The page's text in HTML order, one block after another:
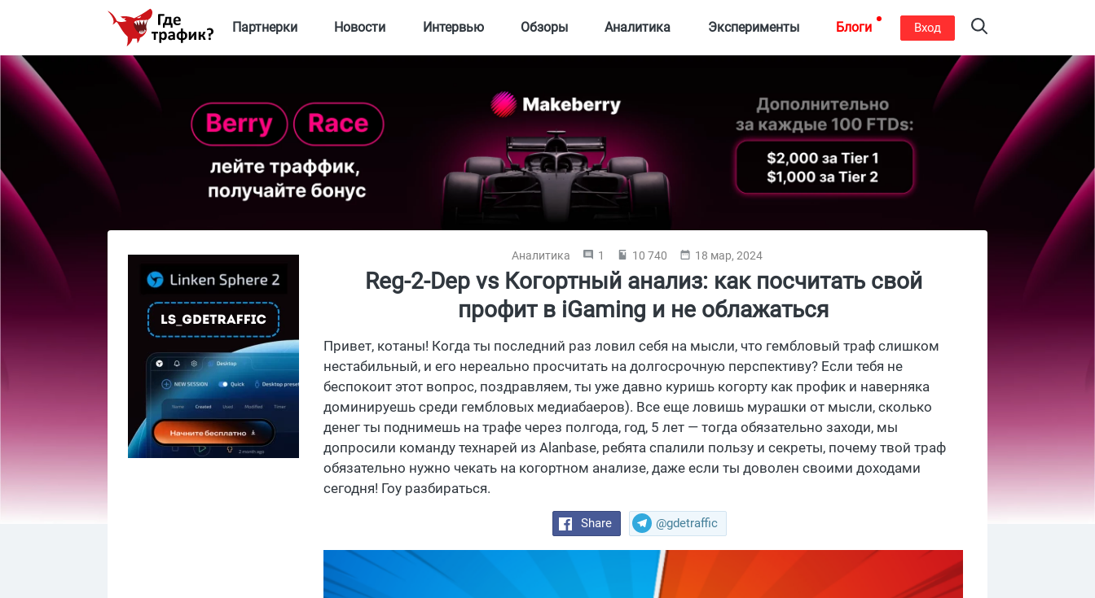
Партнерки Новости Интервью Обзоры Аналитика Эксперименты Блоги Вход
Аналитика 1 10 740 18 мар, 2024
Reg-2-Dep vs Когортный анализ: как посчитать свой
профит в iGaming и не облажаться
Привет, котаны! Когда ты последний раз ловил себя на мысли, что гембловый траф слишком
нестабильный, и его нереально просчитать на долгосрочную перспективу? Если тебя не
беспокоит этот вопрос, поздравляем, ты уже давно куришь когорту как профик и наверняка
доминируешь среди гембловых медиабаеров). Все еще ловишь мурашки от мысли, сколько
денег ты поднимешь на трафе через полгода, год, 5 лет — тогда обязательно заходи, мы
допросили команду технарей из Alanbase, ребята спалили пользу и секреты, почему твой траф
обязательно нужно чекать на когортном анализе, даже если ты доволен своими доходами
сегодня! Гоу разбираться.
Share @gdetraffic